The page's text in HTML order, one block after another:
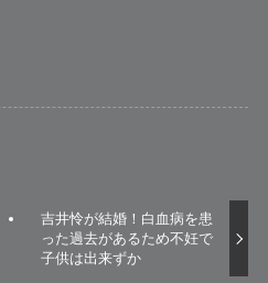
吉井怜が結婚！白血病を患
った過去があるため不妊で
子供は出来ずか